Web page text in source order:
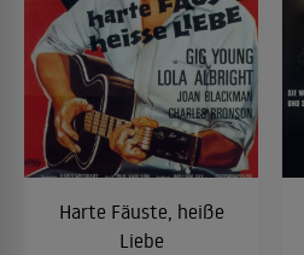
Harte Fäuste, heiße
Liebe